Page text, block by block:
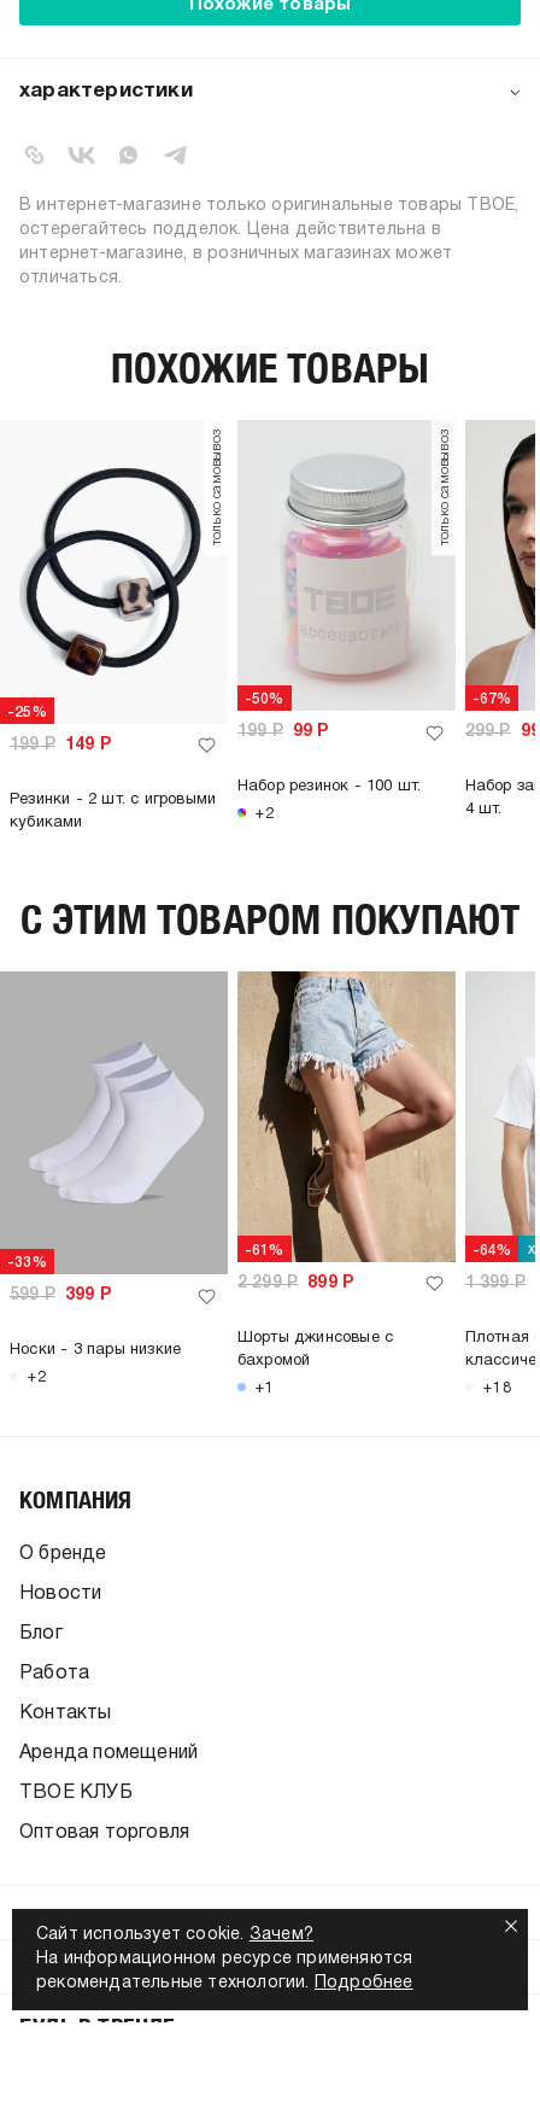
Похожие товары
характеристики
коллекция:
цвет:
разноцветный
состав:
80% полиэстер; 20% резина
узор:
однотонный
В интернет-магазине только оригинальные товары ТВОЕ,
остерегайтесь подделок. Цена действительна в
интернет-магазине, в розничных магазинах может
отличаться.
ПОХОЖИЕ ТОВАРЫ
-25%
только самовывоз
199Р 149 Р
Резинки - 2 шт. с игровыми
кубиками
-50%
только самовывоз
199Р 99 Р
Набор резинок - 100 шт.
+2
-67%
299Р 99
Набор
4 шт.
C ЭТИМ ТОВАРОМ ПОКУПАЮТ
-33%
599Р 399 Р
Носки - 3 пары низкие
+2
-61%
2 299Р 899Р
Шорты джинсовые с
бахромой
+1
-64%
1 399Р
Плотная
+18
Сайт использует cookie. Зачем?
На информационном ресурсе применяются
рекомендательные технологии.
Подробнее
КОМПАНИЯ
О бренде
Новости
Блог
Работа
Контакты
Аренда помещений
ТВОЕ КЛУБ
Оптовая торговля
ПОМОЩЬ
МЫ В СОЦСЕТЯХ
БУДЬ В ТРЕНДЕ